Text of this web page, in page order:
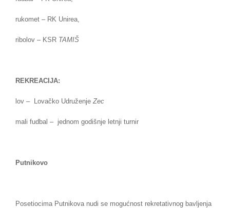
rukomet – RK Unirea,
ribolov – KSR TAMIŠ
REKREACIJA:
lov – Lovačko Udruženje Zec
mali fudbal – jednom godišnje letnji turnir
Putnikovo
Posetiocima Putnikova nudi se mogućnost rekretativnog bavljenja